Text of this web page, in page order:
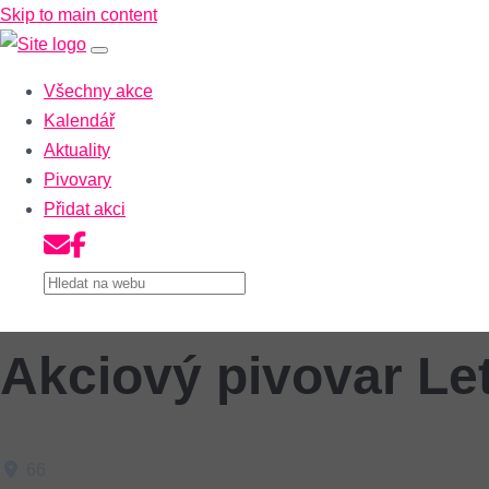
Skip to main content
Všechny akce
Kalendář
Aktuality
Pivovary
Přidat akci
Akciový pivovar